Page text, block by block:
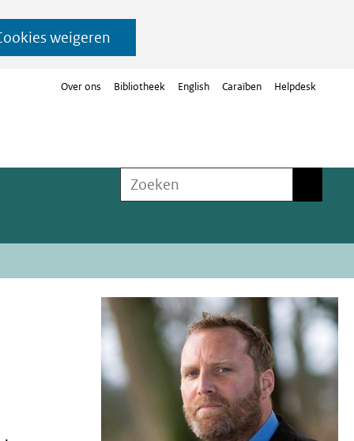
weigeren
Over ons Bibliotheek English Caraïben Helpdesk
Zoeken